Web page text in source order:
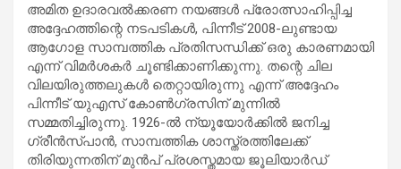
അമിത ഉദാരവൽക്കരണ നയങ്ങൾ പ്രോത്സാഹിപ്പിച്ച
അദ്ദേഹത്തിന്റെ നടപടികൾ, പിന്നീട് 2008-ലുണ്ടായ
ആഗോള സാമ്പത്തിക പ്രതിസന്ധിക്ക് ഒരു കാരണമായി
എന്ന് വിമർശകർ ചൂണ്ടിക്കാണിക്കുന്നു. തന്റെ ചില
വിലയിരുത്തലുകൾ തെറ്റായിരുന്നു എന്ന് അദ്ദേഹം
പിന്നീട് യുഎസ് കോൺഗ്രസിന് മുന്നിൽ
സമ്മതിച്ചിരുന്നു. 1926-ൽ ന്യൂയോർക്കിൽ ജനിച്ച
ഗ്രീൻസ്പാൻ, സാമ്പത്തിക ശാസ്ത്രത്തിലേക്ക്
തിരിയുന്നതിന് മുൻപ് പ്രശസ്തമായ ജൂലിയാർഡ്